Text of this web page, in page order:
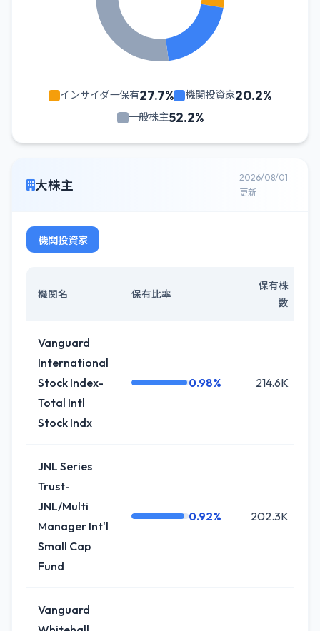
インサイダー保有27.7% 機関投資家20.2%
一般株主52.2%
大株主
2026/08/01
更新
機関投資家
機関名 保有比率
保有株
数
Vanguard
International
Stock Index-
Total Intl
Stock Indx
0.98% 214.6K
JNL Series
Trust-
JNL/Multi
Manager Int'l
Small Cap
Fund
0.92% 202.3K
Vanguard